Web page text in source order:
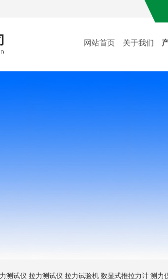
网站首页 关于我们
测试仪 拉力测试仪 拉力试验机 数显式推拉力计 测力